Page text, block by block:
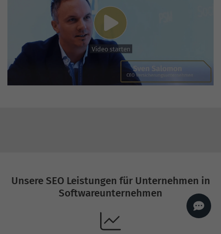
Unsere SEO Leistungen für Unternehmen in
Softwareunternehmen
Monat, inkl. Content,
Backlinks, Beratung und